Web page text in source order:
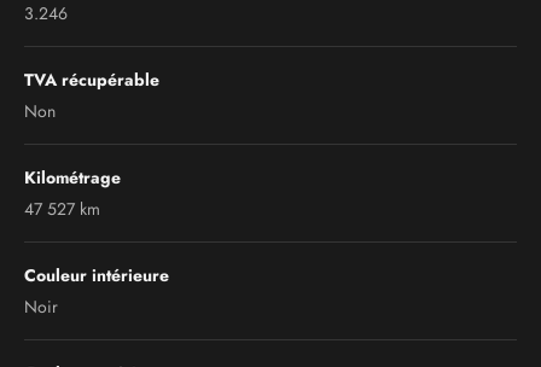
3.246
TVA récupérable
Non
Kilométrage
47 527 km
Couleur intérieure
Noir